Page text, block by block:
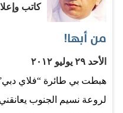
تحديان: اعتباره شخصا
الدفاع عنه. والثاني، حتى
ومنحوه ملاذا ورأسوه
المناطق من عشرات
كاتب
من أبها!
الأحد ٢٩ يوليو ٢٠١٢
هبطت بي طائرة “فلاي
لروعة نسيم الجنوب